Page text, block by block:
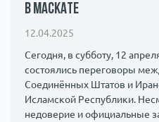
Происшествия
Армия
в Маскате
12.04.2025
Сегодня, в субботу, 12
состоялись переговоры
Соединённых Штатов и
Исламской Республики.
недоверие и официальные